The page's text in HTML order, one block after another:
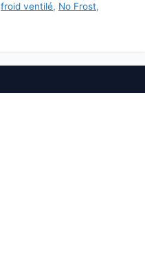
froid ventilé, No Frost,